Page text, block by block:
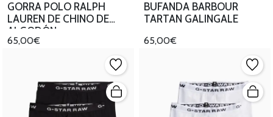
GORRA POLO RALPH
LAUREN DE CHINO DE
ALGODÓN
65,00€
BUFANDA BARBOUR
TARTAN GALINGALE
65,00€